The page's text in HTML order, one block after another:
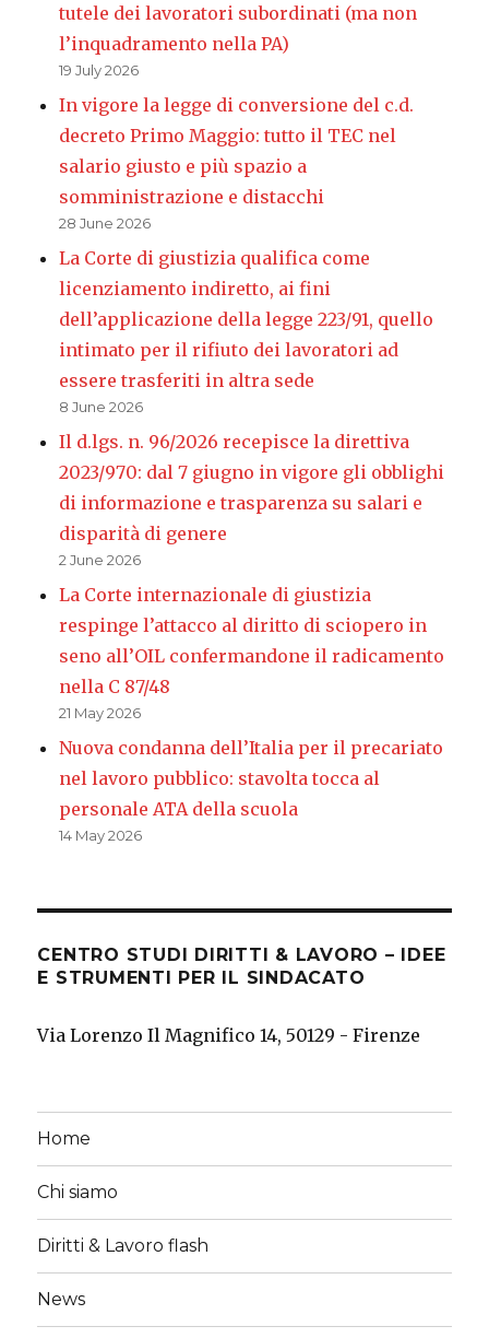
tutele dei lavoratori subordinati (ma non
l’inquadramento nella PA)
19 July 2026
In vigore la legge di conversione del c.d.
decreto Primo Maggio: tutto il TEC nel
salario giusto e più spazio a
somministrazione e distacchi
28 June 2026
La Corte di giustizia qualifica come
licenziamento indiretto, ai fini
dell’applicazione della legge 223/91, quello
intimato per il rifiuto dei lavoratori ad
essere trasferiti in altra sede
8 June 2026
Il d.lgs. n. 96/2026 recepisce la direttiva
2023/970: dal 7 giugno in vigore gli obblighi
di informazione e trasparenza su salari e
disparità di genere
2 June 2026
La Corte internazionale di giustizia
respinge l’attacco al diritto di sciopero in
seno all’OIL confermandone il radicamento
nella C 87/48
21 May 2026
Nuova condanna dell’Italia per il precariato
nel lavoro pubblico: stavolta tocca al
personale ATA della scuola
14 May 2026
CENTRO STUDI DIRITTI & LAVORO – IDEE
E STRUMENTI PER IL SINDACATO
Via Lorenzo Il Magnifico 14, 50129 - Firenze
Home
Chi siamo
Diritti & Lavoro flash
News